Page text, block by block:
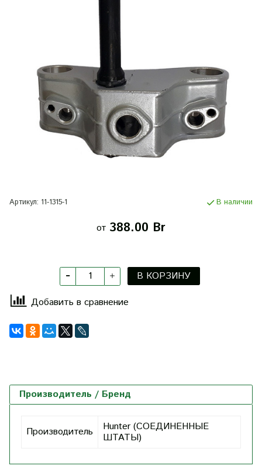
Артикул: 11-1315-1 В наличии
от 388.00 Br
В КОРЗИНУ
Добавить в сравнение
Производитель / Бренд
Производитель
Hunter (СОЕДИНЕННЫЕ
ШТАТЫ)